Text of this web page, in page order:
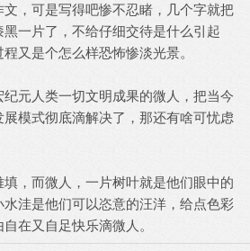
文，可是写得吧惨不忍睹，几个字就把
一片了，不给仔细交待是什么引起
又是个怎么样恐怖惨淡光景。
元人类一切文明成果的微人，把当今
模式彻底滴解决了，那还有啥可忧虑
，而微人，一片树叶就是他们眼中的
洼是他们可以恣意的汪洋，给点色彩
在又自足快乐滴微人。